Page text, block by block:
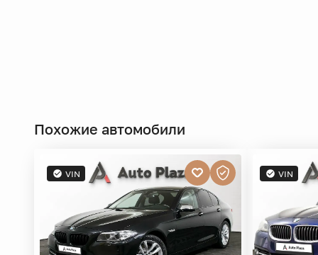
Похожие автомобили
VIN VIN